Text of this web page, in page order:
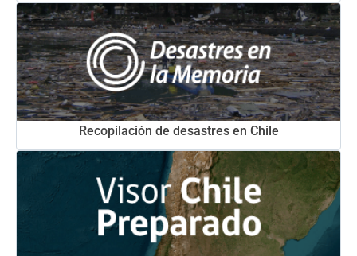
Recopilación de desastres en Chile